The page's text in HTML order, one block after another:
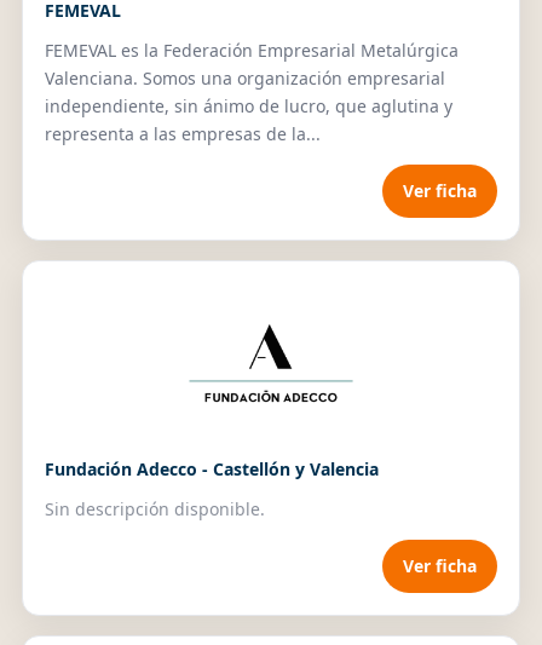
FEMEVAL
FEMEVAL es la Federación Empresarial Metalúrgica
Valenciana. Somos una organización empresarial
independiente, sin ánimo de lucro, que aglutina y
representa a las empresas de la...
Ver ficha
Fundación Adecco - Castellón y Valencia
Sin descripción disponible.
Ver ficha